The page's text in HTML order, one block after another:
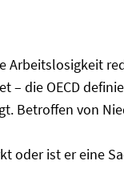
Arbeitslosigkeit
– die OECD
Betroffen von
ist er eine